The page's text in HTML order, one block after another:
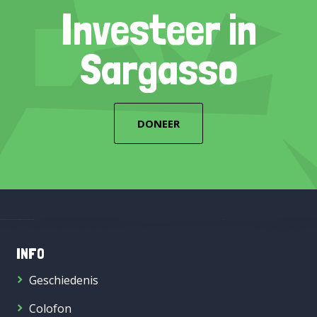
Investeer in
Sargasso
DONEER
INFO
Geschiedenis
Colofon